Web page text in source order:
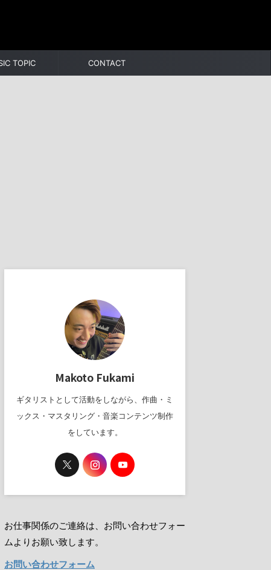
TOPIC CONTACT
Makoto Fukami
ギタリストとして活動をしながら、作曲・ミ
ックス・マスタリング・音楽コンテンツ制作
をしています。
お仕事関係のご連絡は、お問い合わせフォー
ムよりお願い致します。
お問い合わせフォーム